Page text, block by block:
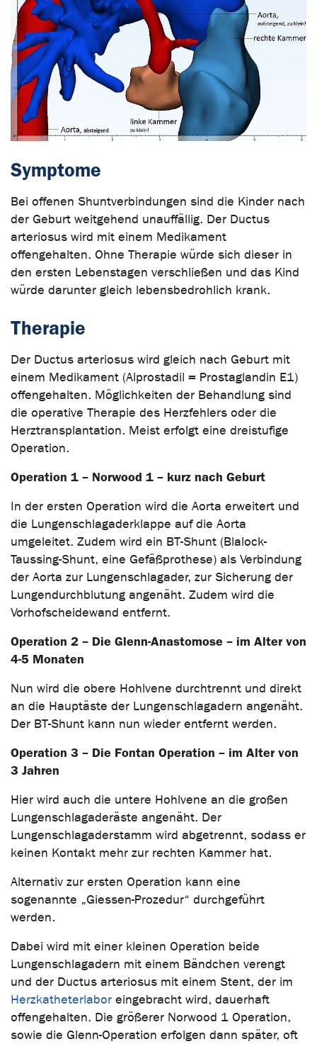
Symptome
Bei offenen Shuntverbindungen sind die Kinder nach
der Geburt weitgehend unauffällig. Der Ductus
arteriosus wird mit einem Medikament
offengehalten. Ohne Therapie würde sich dieser in
den ersten Lebenstagen verschließen und das Kind
würde darunter gleich lebensbedrohlich krank.
Therapie
Der Ductus arteriosus wird gleich nach Geburt mit
einem Medikament (Alprostadil = Prostaglandin E1)
offengehalten. Möglichkeiten der Behandlung sind
die operative Therapie des Herzfehlers oder die
Herztransplantation. Meist erfolgt eine dreistufige
Operation.
Operation 1 – Norwood 1 – kurz nach Geburt
In der ersten Operation wird die Aorta erweitert und
die Lungenschlagaderklappe auf die Aorta
umgeleitet. Zudem wird ein BT-Shunt (Blalock-
Taussing-Shunt, eine Gefäßprothese) als Verbindung
der Aorta zur Lungenschlagader, zur Sicherung der
Lungendurchblutung angenäht. Zudem wird die
Vorhofscheidewand entfernt.
Operation 2 – Die Glenn-Anastomose – im Alter von
4-5 Monaten
Nun wird die obere Hohlvene durchtrennt und direkt
an die Hauptäste der Lungenschlagadern angenäht.
Der BT-Shunt kann nun wieder entfernt werden.
Operation 3 – Die Fontan Operation – im Alter von
3 Jahren
Hier wird auch die untere Hohlvene an die großen
Lungenschlagaderäste angenäht. Der
Lungenschlagaderstamm wird abgetrennt, sodass er
keinen Kontakt mehr zur rechten Kammer hat.
Alternativ zur ersten Operation kann eine
sogenannte „Giessen-Prozedur“ durchgeführt
werden.
Dabei wird mit einer kleinen Operation beide
Lungenschlagadern mit einem Bändchen verengt
und der Ductus arteriosus mit einem Stent, der im
Herzkatheterlabor eingebracht wird, dauerhaft
offengehalten. Die größerer Norwood 1 Operation,
sowie die Glenn-Operation erfolgen dann später, oft